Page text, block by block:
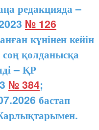
редакцияда –
№ 126
күнінен кейін
соң қолданысқа
– ҚР
№ 384;
бастап